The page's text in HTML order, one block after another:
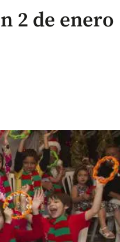
2 de enero